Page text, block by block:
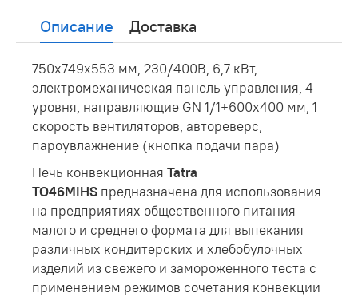
Описание Доставка
750х749х553 мм, 230/400В, 6,7 кВт,
электромеханическая панель управления, 4
уровня, направляющие GN 1/1+600х400 мм, 1
скорость вентиляторов, автореверс,
пароувлажнение (кнопка подачи пара)
Печь конвекционная Tatra
TO46MIHS предназначена для использования
на предприятиях общественного питания
малого и среднего формата для выпекания
различных кондитерских и хлебобулочных
изделий из свежего и замороженного теста с
применением режимов сочетания конвекции